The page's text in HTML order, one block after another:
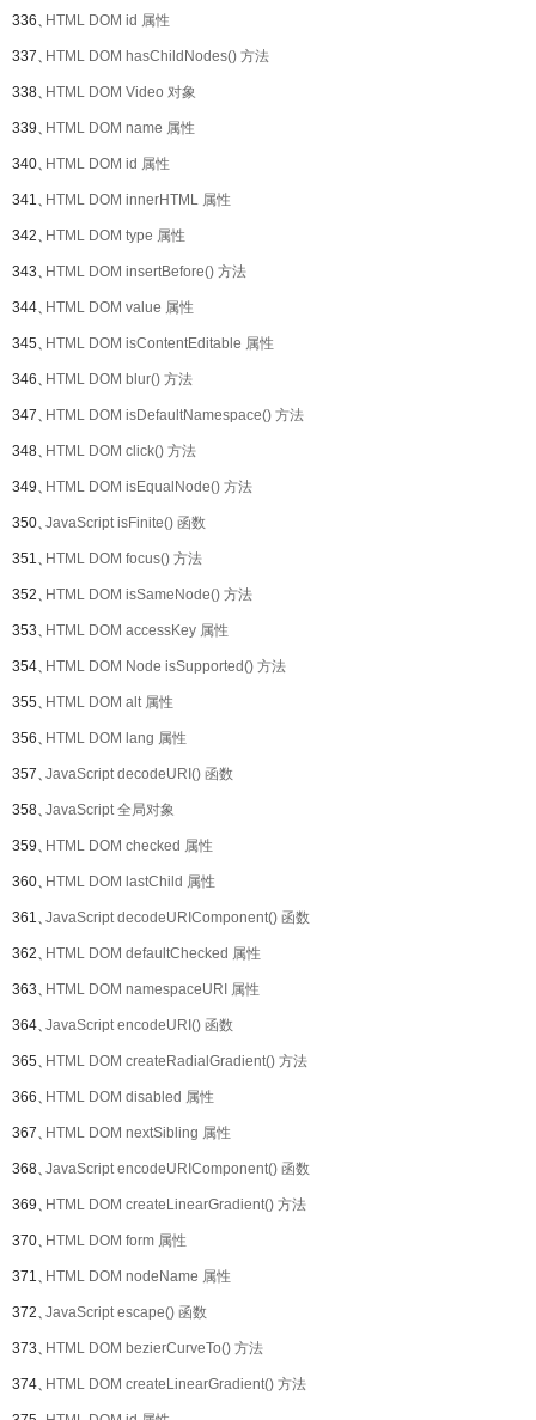
336、HTML DOM id 属性
337、HTML DOM hasChildNodes() 方法
338、HTML DOM Video 对象
339、HTML DOM name 属性
340、HTML DOM id 属性
341、HTML DOM innerHTML 属性
342、HTML DOM type 属性
343、HTML DOM insertBefore() 方法
344、HTML DOM value 属性
345、HTML DOM isContentEditable 属性
346、HTML DOM blur() 方法
347、HTML DOM isDefaultNamespace() 方法
348、HTML DOM click() 方法
349、HTML DOM isEqualNode() 方法
350、JavaScript isFinite() 函数
351、HTML DOM focus() 方法
352、HTML DOM isSameNode() 方法
353、HTML DOM accessKey 属性
354、HTML DOM Node isSupported() 方法
355、HTML DOM alt 属性
356、HTML DOM lang 属性
357、JavaScript decodeURI() 函数
358、JavaScript 全局对象
359、HTML DOM checked 属性
360、HTML DOM lastChild 属性
361、JavaScript decodeURIComponent() 函数
362、HTML DOM defaultChecked 属性
363、HTML DOM namespaceURI 属性
364、JavaScript encodeURI() 函数
365、HTML DOM createRadialGradient() 方法
366、HTML DOM disabled 属性
367、HTML DOM nextSibling 属性
368、JavaScript encodeURIComponent() 函数
369、HTML DOM createLinearGradient() 方法
370、HTML DOM form 属性
371、HTML DOM nodeName 属性
372、JavaScript escape() 函数
373、HTML DOM bezierCurveTo() 方法
374、HTML DOM createLinearGradient() 方法